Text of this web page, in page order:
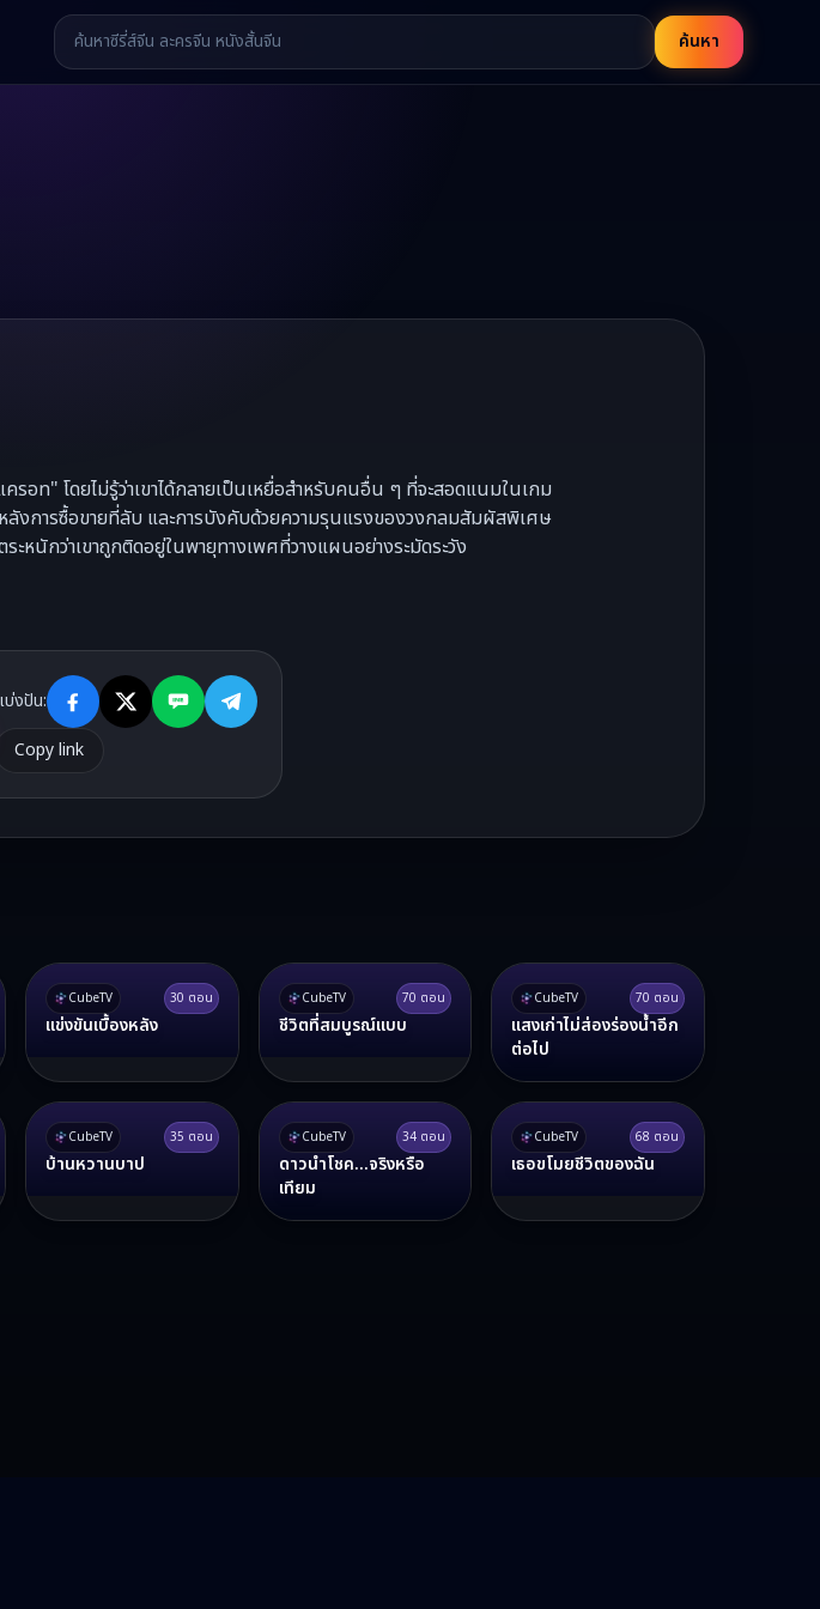
ค้นหา
อท" โดยไม่รู้ว่าเขาได้กลายเป็นเหยื่อสําหรับคนอื่น ๆ ที่จะสอดแนมในเกม
งการซื้อขายที่ลับ และการบังคับด้วยความรุนแรงของวงกลมสัมผัสพิเศษ
ะหนักว่าเขาถูกติดอยู่ในพายุทางเพศที่วางแผนอย่างระมัดระวัง
บ่งปัน:
Copy link
CubeTV 30 ตอน
แข่งขันเบื้องหลัง
CubeTV 70 ตอน
ชีวิตที่สมบูรณ์แบบ
CubeTV 70 ตอน
แสงเก่าไม่ส่องร่องน้ำอีก
ต่อไป
CubeTV 35 ตอน
บ้านหวานบาป
CubeTV 34 ตอน
ดาวนำโชค...จริงหรือ
เทียม
CubeTV 68 ตอน
เธอขโมยชีวิตของฉัน